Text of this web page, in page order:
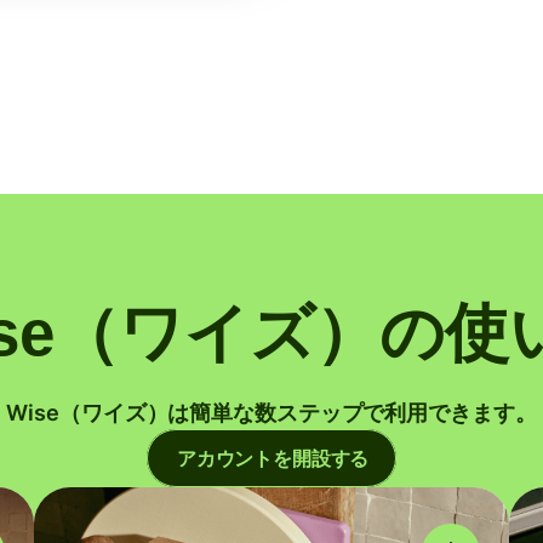
（ワイズ）の使
Wise（ワイズ）は簡単な数ステップで利用できます。
アカウントを開設する